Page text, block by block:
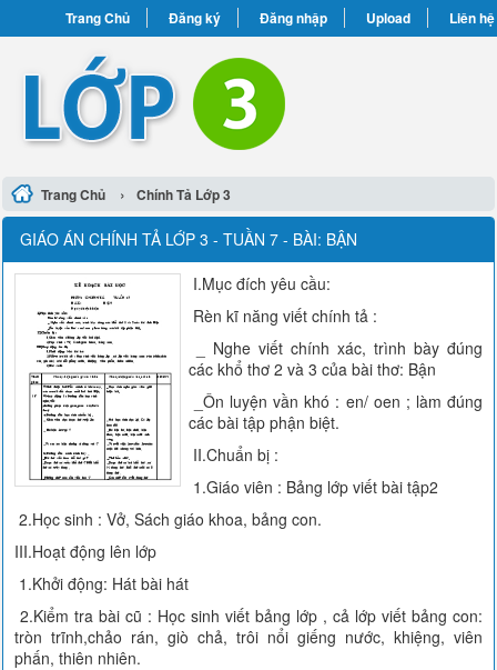
Trang Chủ Đăng ký Đăng nhập Upload Liên hệ
Trang Chủ › Chính Tả Lớp 3
GIÁO ÁN CHÍNH TẢ LỚP 3 - TUẦN 7 - BÀI: BẬN
I.Mục đích yêu cầu:
Rèn kĩ năng viết chính tả :
_ Nghe viết chính xác, trình bày đúng
các khổ thơ 2 và 3 của bài thơ: Bận
_Ôn luyện vần khó : en/ oen ; làm đúng
các bài tập phận biệt.
II.Chuẩn bị :
1.Giáo viên : Bảng lớp viết bài tập2
2.Học sinh : Vở, Sách giáo khoa, bảng con.
III.Hoạt động lên lớp
1.Khởi động: Hát bài hát
2.Kiểm tra bài cũ : Học sinh viết bảng lớp , cả lớp viết bảng con:
tròn trĩnh,chảo rán, giò chả, trôi nổi giếng nước, khiệng, viên
phấn, thiên nhiên.